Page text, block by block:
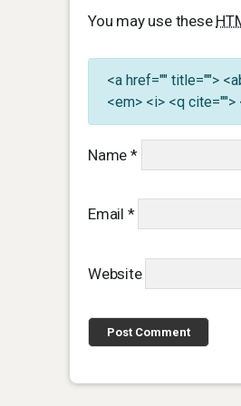
You may use these
<a href="" title="">
<em> <i> <q
Name *
Email *
Website